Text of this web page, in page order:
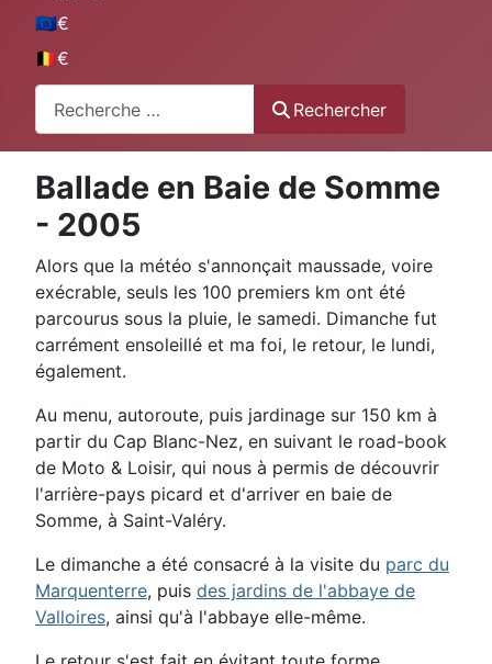
🇪🇺€
🇧🇪€
Rechercher
Ballade en Baie de Somme
- 2005
Alors que la météo s'annonçait maussade, voire
exécrable, seuls les 100 premiers km ont été
parcourus sous la pluie, le samedi. Dimanche fut
carrément ensoleillé et ma foi, le retour, le lundi,
également.
Au menu, autoroute, puis jardinage sur 150 km à
partir du Cap Blanc-Nez, en suivant le road-book
de Moto & Loisir, qui nous à permis de découvrir
l'arrière-pays picard et d'arriver en baie de
Somme, à Saint-Valéry.
Le dimanche a été consacré à la visite du parc du
Marquenterre, puis des jardins de l'abbaye de
Valloires, ainsi qu'à l'abbaye elle-même.